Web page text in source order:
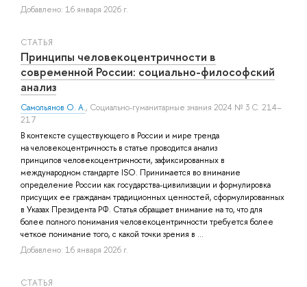
Добавлено: 16 января 2026 г.
СТАТЬЯ
Принципы человекоцентричности в
современной России: социально-философский
анализ
Самольянов О. А., Социально-гуманитарные знания 2024 № 3 С. 214–
217
В контексте существующего в России и мире тренда
на человекоцентричность в статье проводится анализ
принципов человекоцентричности, зафиксированных в
международном стандарте ISO. Принимается во внимание
определение России как государства-цивилизации и формулировка
присущих ее гражданам традиционных ценностей, сформулированных
в Указах Президента РФ. Статья обращает внимание на то, что для
более полного понимания человекоцентричности требуется более
четкое понимание того, с какой точки зрения в ...
Добавлено: 16 января 2026 г.
СТАТЬЯ